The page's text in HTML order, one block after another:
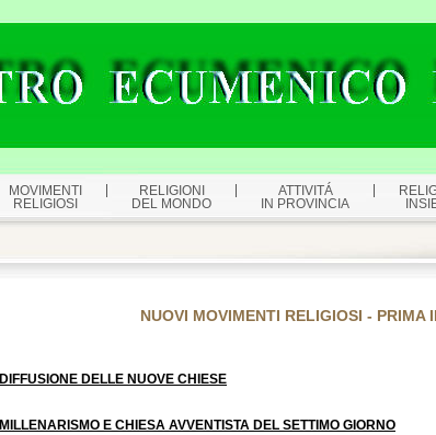
MOVIMENTI
RELIGIOSI
RELIGIONI
DEL MONDO
ATTIVITÁ
IN PROVINCIA
NUOVI MOVIMENTI RELIGIOSI - PRIMA
DIFFUSIONE DELLE NUOVE CHIESE
MILLENARISMO E CHIESA AVVENTISTA DEL SETTIMO GIORNO